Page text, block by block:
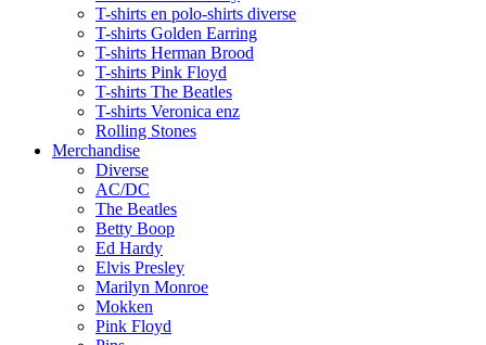
T-shirts en polo-shirts diverse
T-shirts Golden Earring
T-shirts Herman Brood
T-shirts Pink Floyd
T-shirts The Beatles
T-shirts Veronica enz
Rolling Stones
Merchandise
Diverse
AC/DC
The Beatles
Betty Boop
Ed Hardy
Elvis Presley
Marilyn Monroe
Mokken
Pink Floyd